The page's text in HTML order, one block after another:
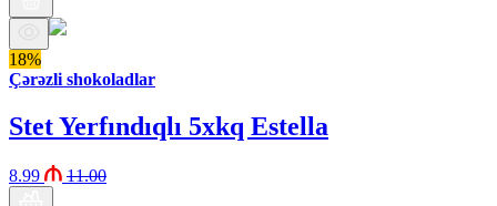
18%
Çərəzli shokoladlar
Stet Yerfındıqlı 5xkq Estella
8.99 11.00